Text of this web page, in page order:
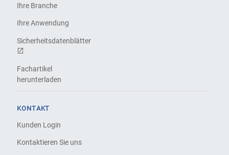
Ihre Branche
Ihre Anwendung
Sicherheitsdatenblätter
Fachartikel
herunterladen
KONTAKT
Kunden Login
Kontaktieren Sie uns